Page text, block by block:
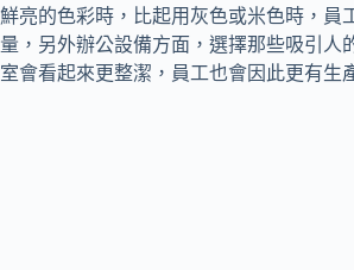
鮮亮的色彩時，比起用灰色或米色時，員
量，另外辦公設備方面，選擇那些吸引人
室會看起來更整潔，員工也會因此更有生